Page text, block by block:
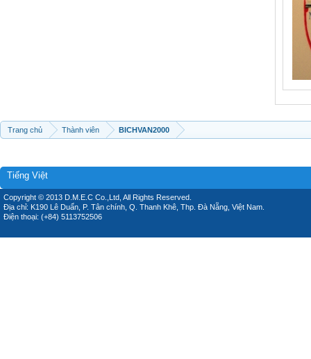
Trang chủ Thành viên BICHVAN2000
Tiếng Việt
Copyright © 2013 D.M.E.C Co.,Ltd, All Rights Reserved.
Địa chỉ: K190 Lê Duẩn, P. Tân chính, Q. Thanh Khê, Thp. Đà Nẵng, Việt Nam.
Điện thoại: (+84) 5113752506